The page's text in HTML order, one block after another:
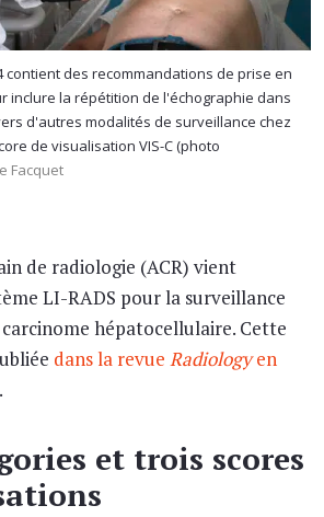
contient des recommandations de prise en
inclure la répétition de l'échographie dans
d'autres modalités de surveillance chez
de visualisation VIS-C (photo
Facquet
de radiologie (ACR) vient
LI-RADS pour la surveillance
hépatocellulaire. Cette
dans la revue Radiologyen
et trois scores